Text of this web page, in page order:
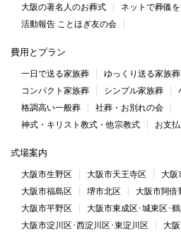
大阪の著名人のお葬式
ネットで葬儀
活動報告 ことほぎ友の会
費用とプラン
一日で送る家族葬 ゆっくり送る家族葬
コンパクト家族葬
シンプル家族葬
格調高い一般葬
社葬・お別れの会
神式・キリスト教式・他宗教式
お支
式場案内
大阪市生野区 大阪市天王寺区 大阪
大阪市福島区
堺市北区 大阪市阿倍
大阪市平野区
大阪市東成区･城東区･
大阪市淀川区･西淀川区･東淀川区
大